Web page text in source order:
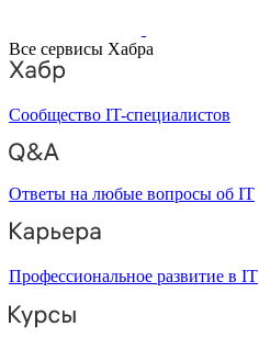
Все сервисы Хабра
Сообщество IT-специалистов
Ответы на любые вопросы об IT
Профессиональное развитие в IT